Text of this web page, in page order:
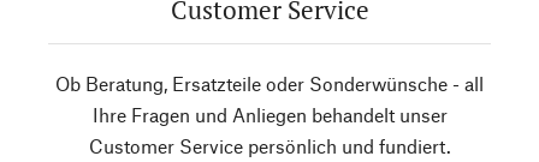
Customer Service
Ob Beratung, Ersatzteile oder Sonderwünsche - all
Ihre Fragen und Anliegen behandelt unser
Customer Service persönlich und fundiert.